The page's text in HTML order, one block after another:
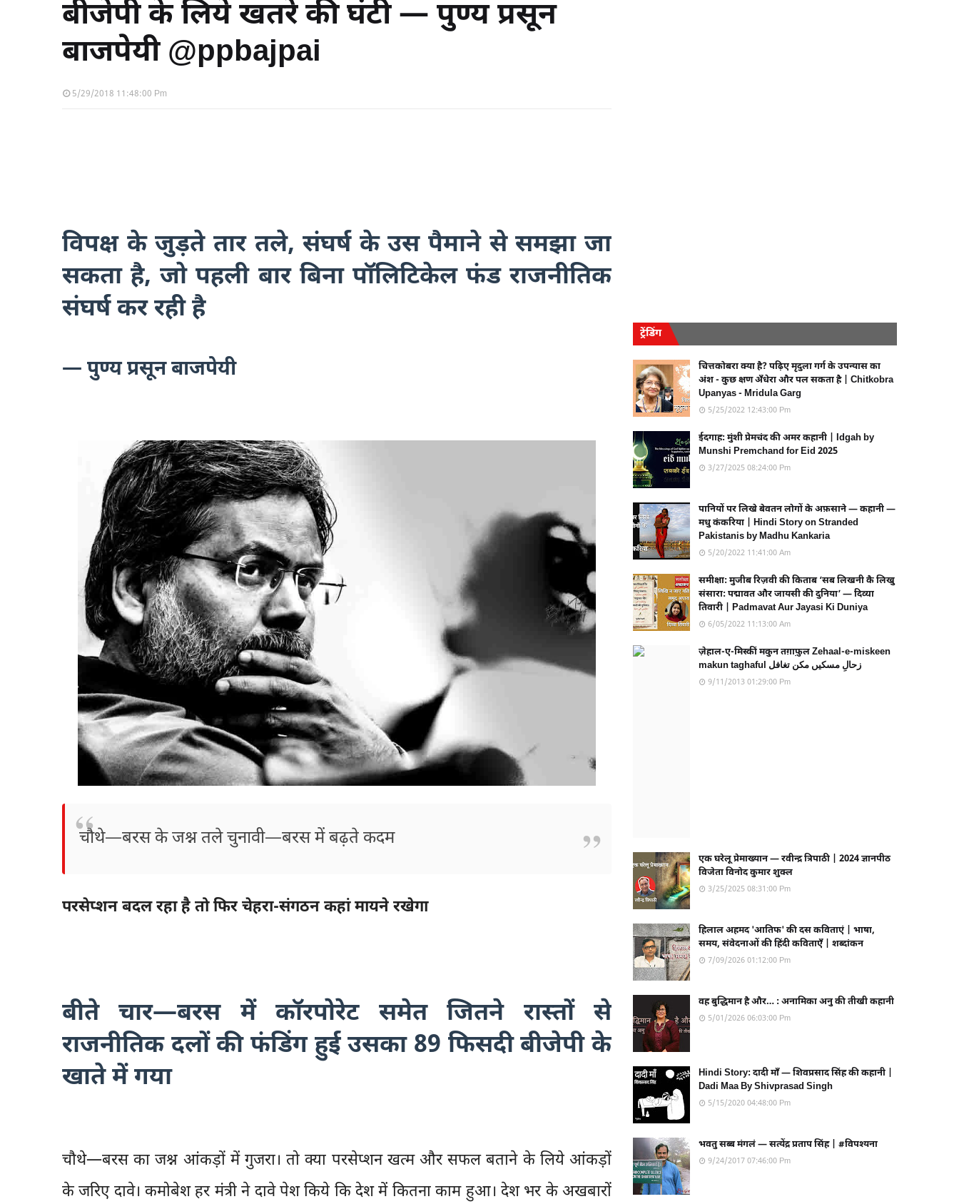
बीजेपी के लिये खतरे की घंटी — पुण्य प्रसून
बाजपेयी @ppbajpai
5/29/2018 11:48:00 Pm
विपक्ष के जुड़ते तार तले, संघर्ष के उस पैमाने से समझा जा
सकता है, जो पहली बार बिना पॉलिटिकेल फंड राजनीतिक
संघर्ष कर रही है
— पुण्य प्रसून बाजपेयी
चौथे—बरस के जश्न तले चुनावी—बरस में बढ़ते कदम
परसेप्शन बदल रहा है तो फिर चेहरा-संगठन कहां मायने रखेगा
बीते चार—बरस में कॉरपोरेट समेत जितने रास्तों से
राजनीतिक दलों की फंडिंग हुई उसका 89 फिसदी बीजेपी के
खाते में गया
चौथे—बरस का जश्न आंकड़ों में गुजरा। तो क्या परसेप्शन खत्म और सफल बताने के लिये आंकड़ों
के जरिए दावे। कमोबेश हर मंत्री ने दावे पेश किये कि देश में कितना काम हुआ। देश भर के अखबारों
ट्रेंडिंग
चित्तकोबरा क्या है? पढ़िए मृदुला गर्ग के उपन्यास का
अंश - कुछ क्षण अँधेरा और पल सकता है | Chitkobra
Upanyas - Mridula Garg
5/25/2022 12:43:00 Pm
ईदगाह: मुंशी प्रेमचंद की अमर कहानी | Idgah by
Munshi Premchand for Eid 2025
3/27/2025 08:24:00 Pm
पानियों पर लिखे बेवतन लोगों के अफ़साने — कहानी —
मधु कंकरिया | Hindi Story on Stranded
Pakistanis by Madhu Kankaria
5/20/2022 11:41:00 Am
समीक्षा: मुजीब रिज़वी की किताब ‘सब लिखनी कै लिखु
संसारा: पद्मावत और जायसी की दुनिया’ — दिव्या
तिवारी | Padmavat Aur Jayasi Ki Duniya
6/05/2022 11:13:00 Am
ज़ेहाल-ए-मिस्कीं मकुन तग़ाफ़ुल Zehaal-e-miskeen
makun taghaful زحالِ مسکیں مکن تغافل
9/11/2013 01:29:00 Pm
एक घरेलू प्रेमाख्यान — रवीन्द्र त्रिपाठी | 2024 ज्ञानपीठ
विजेता विनोद कुमार शुक्ल
3/25/2025 08:31:00 Pm
हिलाल अहमद 'आतिफ' की दस कविताएं | भाषा,
समय, संवेदनाओं की हिंदी कविताएँ | शब्दांकन
7/09/2026 01:12:00 Pm
वह बुद्धिमान है और… : अनामिका अनु की तीखी कहानी
5/01/2026 06:03:00 Pm
Hindi Story: दादी माँ — शिवप्रसाद सिंह की कहानी |
Dadi Maa By Shivprasad Singh
5/15/2020 04:48:00 Pm
भवतु सब्ब मंगलं — सत्येंद्र प्रताप सिंह | #विपश्यना
9/24/2017 07:46:00 Pm